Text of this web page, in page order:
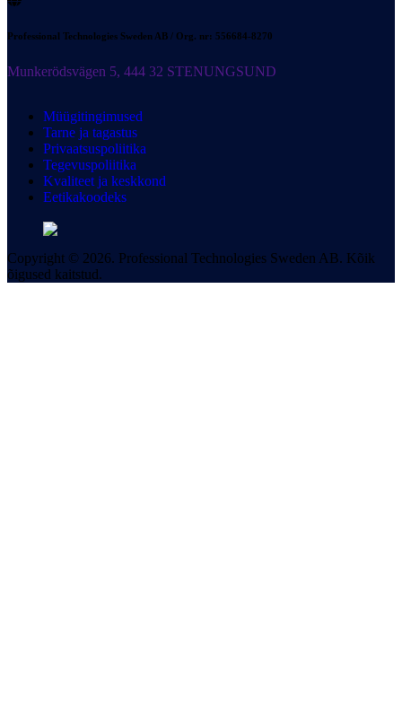
Professional Technologies Sweden AB / Org. nr: 556684-8270
Munkerödsvägen 5, 444 32 STENUNGSUND
Müügitingimused
Tarne ja tagastus
Privaatsuspoliitika
Tegevuspoliitika
Kvaliteet ja keskkond
Eetikakoodeks
Copyright © 2026. Professional Technologies Sweden AB. Kõik
õigused kaitstud.